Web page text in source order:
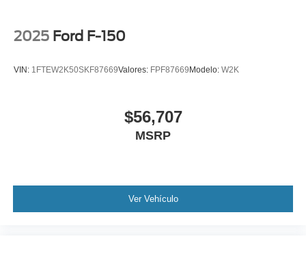
2025 Ford F-150
VIN: 1FTEW2K50SKF87669Valores: FPF87669 Modelo: W2K
$56,707
MSRP
Ver Vehículo